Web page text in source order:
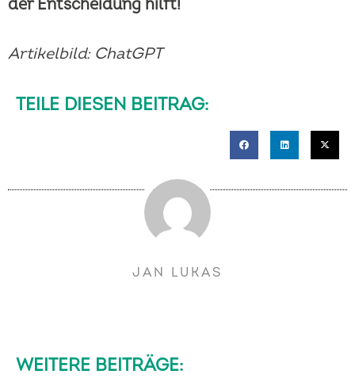
der Entscheidung hilft!
Artikelbild: ChatGPT
TEILE DIESEN BEITRAG:
JAN LUKAS
WEITERE BEITRÄGE: